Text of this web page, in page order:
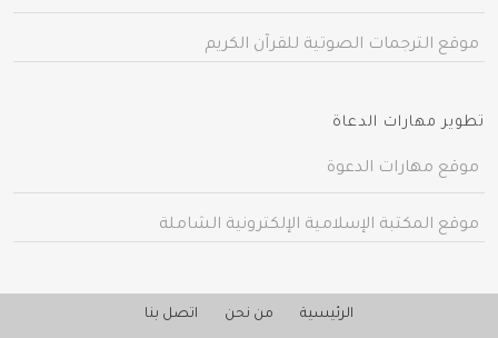
موقع الترجمات الصوتية للقرآن الكريم
تطوير مهارات الدعاة
موقع مهارات الدعوة
موقع المكتبة الإسلامية الإلكترونية الشاملة
الرئيسية من نحن اتصل بنا